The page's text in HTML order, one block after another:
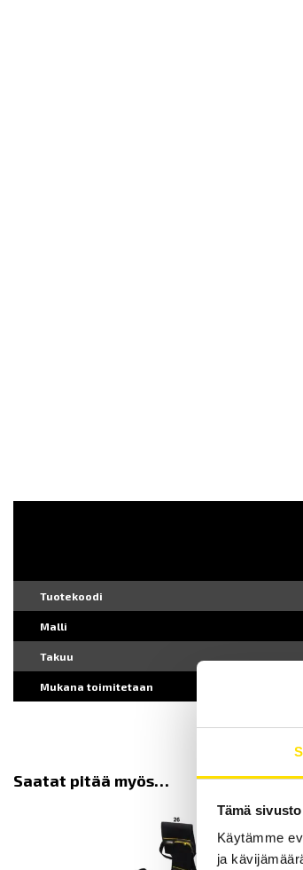
Tämä
Käytämme
ja
Tuotekoodi
Malli
Takuu
Mukana toimitetaan
Saatat pitää myös…